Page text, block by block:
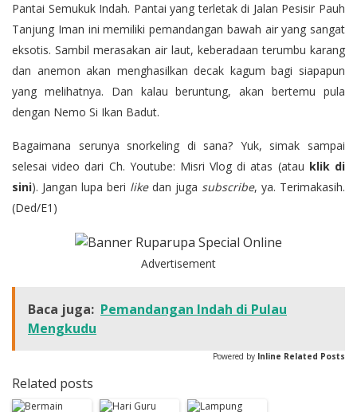
Pantai Semukuk Indah. Pantai yang terletak di Jalan Pesisir Pauh
Tanjung Iman ini memiliki pemandangan bawah air yang sangat
eksotis. Sambil merasakan air laut, keberadaan terumbu karang
dan anemon akan menghasilkan decak kagum bagi siapapun
yang melihatnya. Dan kalau beruntung, akan bertemu pula
dengan Nemo Si Ikan Badut.
Bagaimana serunya snorkeling di sana? Yuk, simak sampai
selesai video dari Ch. Youtube: Misri Vlog di atas (atau klik di
sini). Jangan lupa beri likedan juga subscribe, ya. Terimakasih.
(Ded/E1)
Advertisement
Baca juga: Pemandangan Indah di Pulau
Mengkudu
Powered by Inline Related Posts
Related posts